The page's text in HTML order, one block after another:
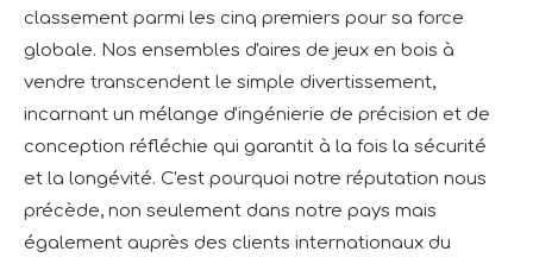
classement parmi les cinq premiers pour sa force
globale. Nos ensembles d'aires de jeux en bois à
vendre transcendent le simple divertissement,
incarnant un mélange d'ingénierie de précision et de
conception réfléchie qui garantit à la fois la sécurité
et la longévité. C'est pourquoi notre réputation nous
précède, non seulement dans notre pays mais
également auprès des clients internationaux du